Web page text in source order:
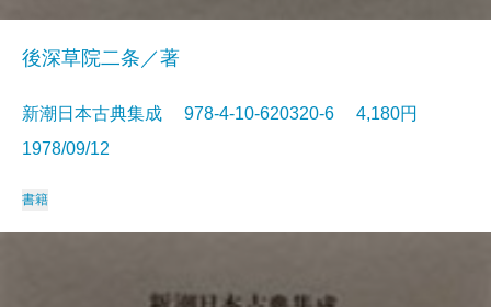
後深草院二条／著
新潮日本古典集成 978-4-10-620320-6 4,180円
1978/09/12
書籍